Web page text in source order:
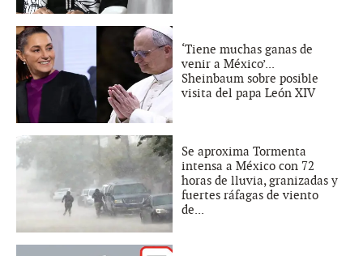
‘Tiene muchas ganas de
venir a México’...
Sheinbaum sobre posible
visita del papa León XIV
Se aproxima Tormenta
intensa a México con 72
horas de lluvia, granizadas y
fuertes ráfagas de viento
de...